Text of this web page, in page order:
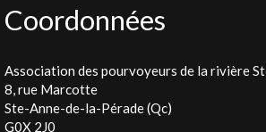
Coordonnées
Association des pourvoyeurs de la rivière
8, rue Marcotte
Ste-Anne-de-la-Pérade (Qc)
G0X 2J0